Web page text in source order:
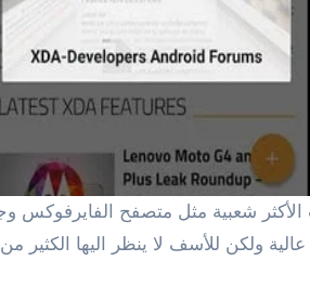
ولكن للأسف لا ينظر اليها